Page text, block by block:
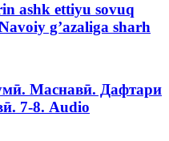
ashk ettiyu sovuq
g’azaliga sharh
Маснавӣ. Дафтари
7-8. Audio